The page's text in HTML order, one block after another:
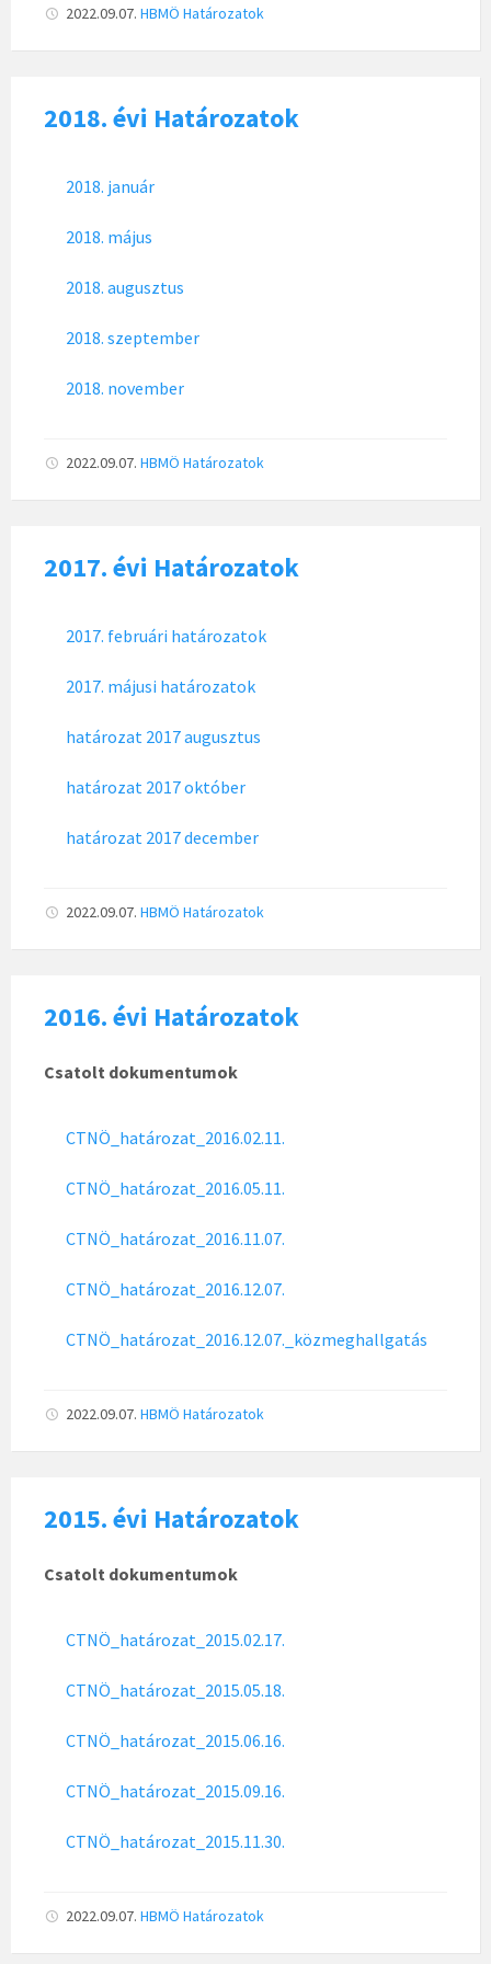
2022.09.07. HBMÖ Határozatok
2018. évi Határozatok
2018. január
2018. május
2018. augusztus
2018. szeptember
2018. november
2022.09.07. HBMÖ Határozatok
2017. évi Határozatok
2017. februári határozatok
2017. májusi határozatok
határozat 2017 augusztus
határozat 2017 október
határozat 2017 december
2022.09.07. HBMÖ Határozatok
2016. évi Határozatok
Csatolt dokumentumok
CTNÖ_határozat_2016.02.11.
CTNÖ_határozat_2016.05.11.
CTNÖ_határozat_2016.11.07.
CTNÖ_határozat_2016.12.07.
CTNÖ_határozat_2016.12.07._közmeghallgatás
2022.09.07. HBMÖ Határozatok
2015. évi Határozatok
Csatolt dokumentumok
CTNÖ_határozat_2015.02.17.
CTNÖ_határozat_2015.05.18.
CTNÖ_határozat_2015.06.16.
CTNÖ_határozat_2015.09.16.
CTNÖ_határozat_2015.11.30.
2022.09.07. HBMÖ Határozatok